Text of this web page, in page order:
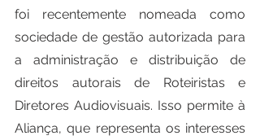
foi recentemente nomeada como
sociedade de gestão autorizada para
a administração e distribuição de
direitos autorais de Roteiristas e
Diretores Audiovisuais. Isso permite à
Aliança, que representa os interesses